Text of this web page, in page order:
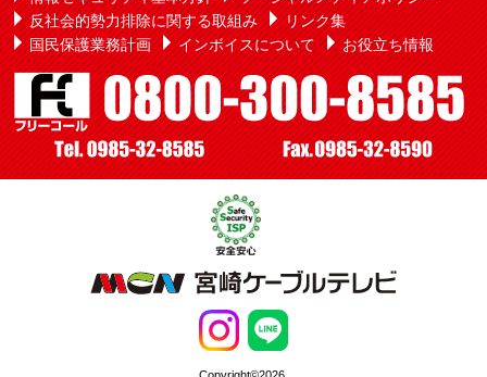
反社会的勢力排除に関する取組み
リンク集
国民保護業務計画
インボイスについて お役立ち情報